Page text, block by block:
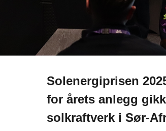
Solenergiprisen
for årets anlegg
solkraftverk i Sør-